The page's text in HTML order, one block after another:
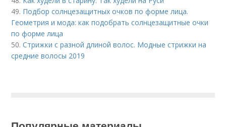
49. Подбор солнцезащитных очков по форме лица.
Геометрия и мода: как подобрать солнцезащитные очки
по форме лица
50.Стрижки с разной длиной волос. Модные стрижки на
средние волосы 2019